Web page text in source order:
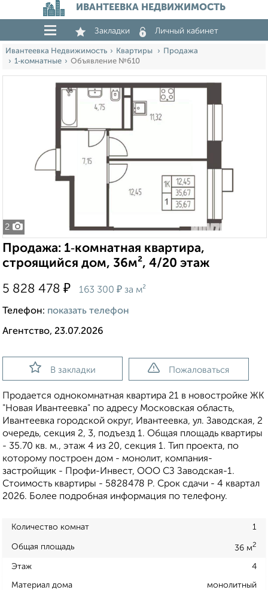
ИВАНТЕЕВКА НЕДВИЖИМОСТЬ
Закладки Личный кабинет
Ивантеевка Недвижимость Квартиры
Продажа
1‑комнатные
Объявление №610
2
Продажа: 1‑комнатная квартира,
строящийся дом, 36м², 4/20 этаж
5 828 478 ₽ 163 300 ₽ за м²
Телефон: показать телефон
Агентство, 23.07.2026
В закладки Пожаловаться
Продается однокомнатная квартира 21 в новостройке ЖК
"Новая Ивантеевка" по адресу Московская область,
Ивантеевка городской округ, Ивантеевка, ул. Заводская, 2
очередь, секция 2, 3, подъезд 1. Общая площадь квартиры
- 35.70 кв. м., этаж 4 из 20, секция 1. Тип проекта, по
которому построен дом - монолит, компания-
застройщик - Профи-Инвест, ООО СЗ Заводская-1.
Стоимость квартиры - 5828478 Р. Срок сдачи - 4 квартал
2026. Более подробная информация по телефону.
Количество комнат 1
Общая площадь 36 м2
Этаж 4
Материал дома монолитный